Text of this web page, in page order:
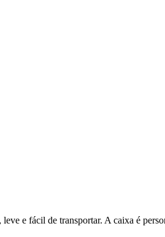
e fácil de transportar. A caixa é